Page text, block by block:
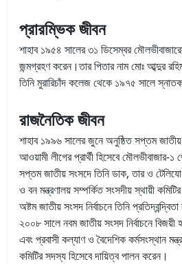
প্রারম্ভিক জীবন
শাহাব ১৯৫৪ সালের ৩১ ডিসেম্বর
জন্মগ্রহণ করেন।তার পিতার নাম মোঃ আব্দুর
তিনি মুরারিচাঁদ কলেজ থেকে ১৯৭৫ সালে
রাজনৈতিক জীবন
শাহাব ১৯৯৬ সালের জুনে অনুষ্ঠিত সপ্তম জাতীয়
আওয়ামী লীগের প্রার্থী হিসেবে মৌলভীবাজার-১
সপ্তম জাতীয় সংসদে তিনি ডাক, তার ও
ও বন মন্ত্রণালয় সম্পর্কিত সংসদীয় স্থায়ী
অষ্টম জাতীয় সংসদ নির্বাচনে তিনি
২০০৮ সালে নবম জাতীয় সংসদ নির্বাচনে বিজয়ী
এবং প্রবাসী কল্যাণ ও বৈদেশিক কর্মসংস্থান
কমিটির সদস্য হিসেবে দায়িত্ব পালন করেন।